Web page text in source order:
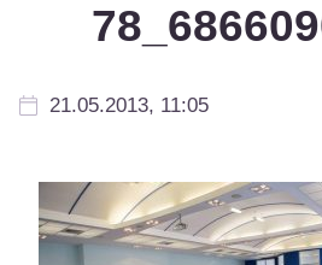
21.05.2013, 11:05